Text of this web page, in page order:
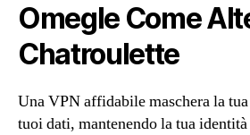
Omegle Come
Chatroulette
Una VPN affidabile maschera la
tuoi dati, mantenendo la tua